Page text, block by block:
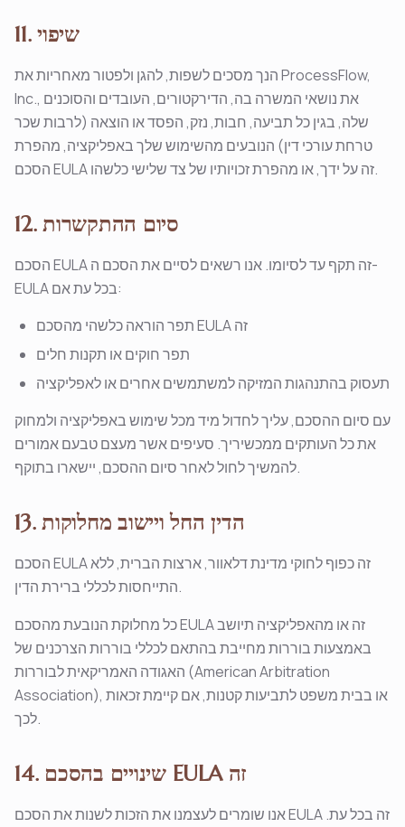
11. שיפוי
הנך מסכים לשפות, להגן ולפטור מאחריות את ProcessFlow,
Inc., את נושאי המשרה בה, הדירקטורים, העובדים והסוכנים
שלה, בגין כל תביעה, חבות, נזק, הפסד או הוצאה (לרבות שכר
טרחת עורכי דין) הנובעים מהשימוש שלך באפליקציה, מהפרת
הסכם EULA זה על ידך, או מהפרת זכויותיו של צד שלישי כלשהו.
12. סיום ההתקשרות
הסכם EULA זה תקף עד לסיומו. אנו רשאים לסיים את הסכם ה-
EULA בכל עת אם:
תפר הוראה כלשהי מהסכם EULA זה
תפר חוקים או תקנות חלים
תעסוק בהתנהגות המזיקה למשתמשים אחרים או לאפליקציה
עם סיום ההסכם, עליך לחדול מיד מכל שימוש באפליקציה ולמחוק
את כל העותקים ממכשיריך. סעיפים אשר מעצם טבעם אמורים
להמשיך לחול לאחר סיום ההסכם, יישארו בתוקף.
13. הדין החל ויישוב מחלוקות
הסכם EULA זה כפוף לחוקי מדינת דלאוור, ארצות הברית, ללא
התייחסות לכללי ברירת הדין.
כל מחלוקת הנובעת מהסכם EULA זה או מהאפליקציה תיושב
באמצעות בוררות מחייבת בהתאם לכללי בוררות הצרכנים של
האגודה האמריקאית לבוררות (American Arbitration
Association), או בבית משפט לתביעות קטנות, אם קיימת זכאות
לכך.
14. שינויים בהסכם EULA זה
אנו שומרים לעצמנו את הזכות לשנות את הסכם EULA זה בכל עת.